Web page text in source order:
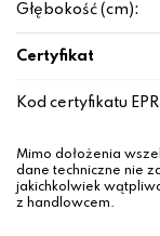
Głębokość (cm):
Certyfikat
Kod certyfikatu
Mimo dołożenia
dane techniczne nie
jakichkolwiek
z handlowcem.